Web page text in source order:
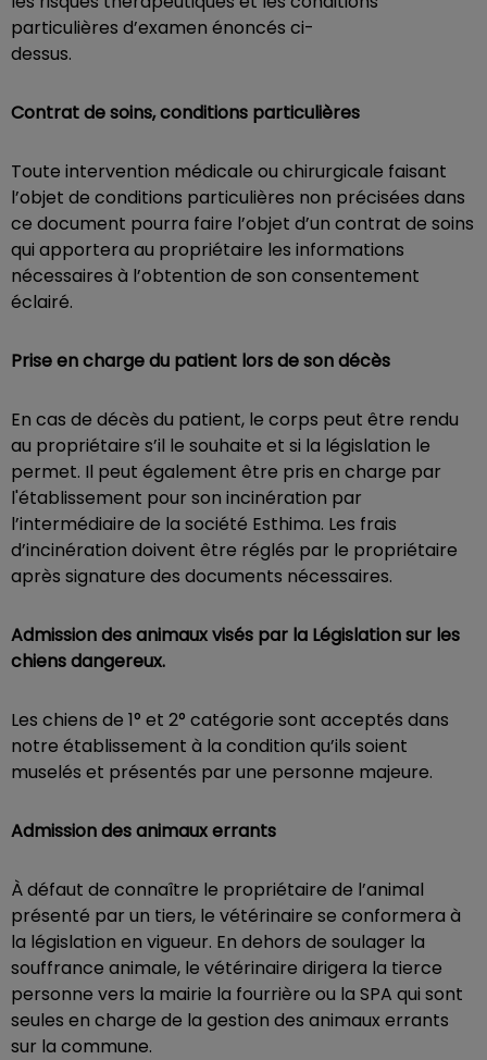
particulières d’examen énoncés ci-
dessus.
Contrat de soins, conditions particulières
Toute intervention médicale ou chirurgicale faisant
l’objet de conditions particulières non précisées dans
ce document pourra faire l’objet d’un contrat de soins
qui apportera au propriétaire les informations
nécessaires à l’obtention de son consentement
éclairé.
Prise en charge du patient lors de son décès
En cas de décès du patient, le corps peut être rendu
au propriétaire s’il le souhaite et si la législation le
permet. Il peut également être pris en charge par
l'établissement pour son incinération par
l’intermédiaire de la société Esthima. Les frais
d’incinération doivent être réglés par le propriétaire
après signature des documents nécessaires.
Admission des animaux visés par la Législation sur les
chiens dangereux.
Les chiens de 1° et 2° catégorie sont acceptés dans
notre établissement à la condition qu’ils soient
muselés et présentés par une personne majeure.
Admission des animaux errants
À défaut de connaître le propriétaire de l’animal
présenté par un tiers, le vétérinaire se conformera à
la législation en vigueur. En dehors de soulager la
souffrance animale, le vétérinaire dirigera la tierce
personne vers la mairie la fourrière ou la SPA qui sont
seules en charge de la gestion des animaux errants
sur la commune.